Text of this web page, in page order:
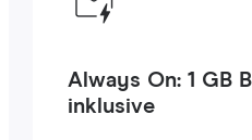
Always On: 1 GB
inklusive